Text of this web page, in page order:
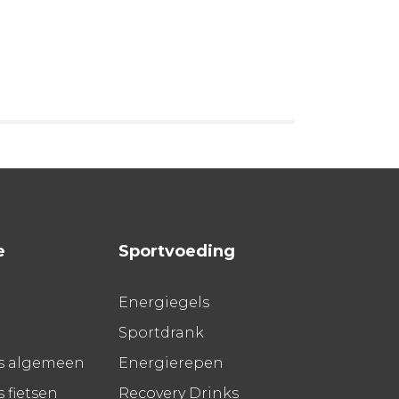
algemeen
fietsen
Sportvoeding
Energiegels
Sportdrank
Energierepen
Recovery Drinks